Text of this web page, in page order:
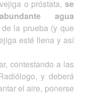
o próstata, se
agua
la prueba (y que
esté llena y así
contestando a las
y deberá
el aire, ponerse